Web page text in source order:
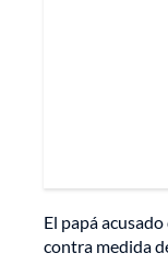
El papá
contra medida